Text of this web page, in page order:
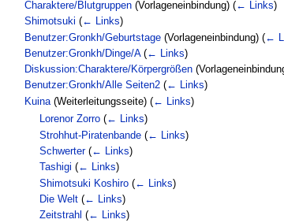
Charaktere/Blutgruppen(Vorlageneinbindung) (← Links)
Shimotsuki (← Links)
Benutzer:Gronkh/Geburtstage(Vorlageneinbindung) (←
Benutzer:Gronkh/Dinge/A (← Links)
Diskussion:Charaktere/Körpergrößen
Benutzer:Gronkh/Alle Seiten2 (← Links)
Kuina(Weiterleitungsseite) (← Links)
Lorenor Zorro (← Links)
Strohhut-Piratenbande (← Links)
Schwerter (← Links)
Tashigi (← Links)
Shimotsuki Koshiro (← Links)
Die Welt (← Links)
Zeitstrahl (← Links)